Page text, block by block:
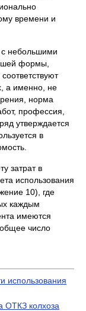
времени и
с небольшими
формы,
а именно, не
норма
профессия,
утверждается
в
затрат в
использования
10), где
каждым
имеются
общее число
использования
ОТКЗ колхоза